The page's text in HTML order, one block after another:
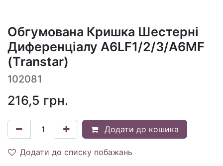
Обгумована Кришка Шестерні
Диференціалу A6LF1/2/3/A6MF
(Transtar)
102081
216,5 грн.
Додати до кошика
Додати до списку побажань